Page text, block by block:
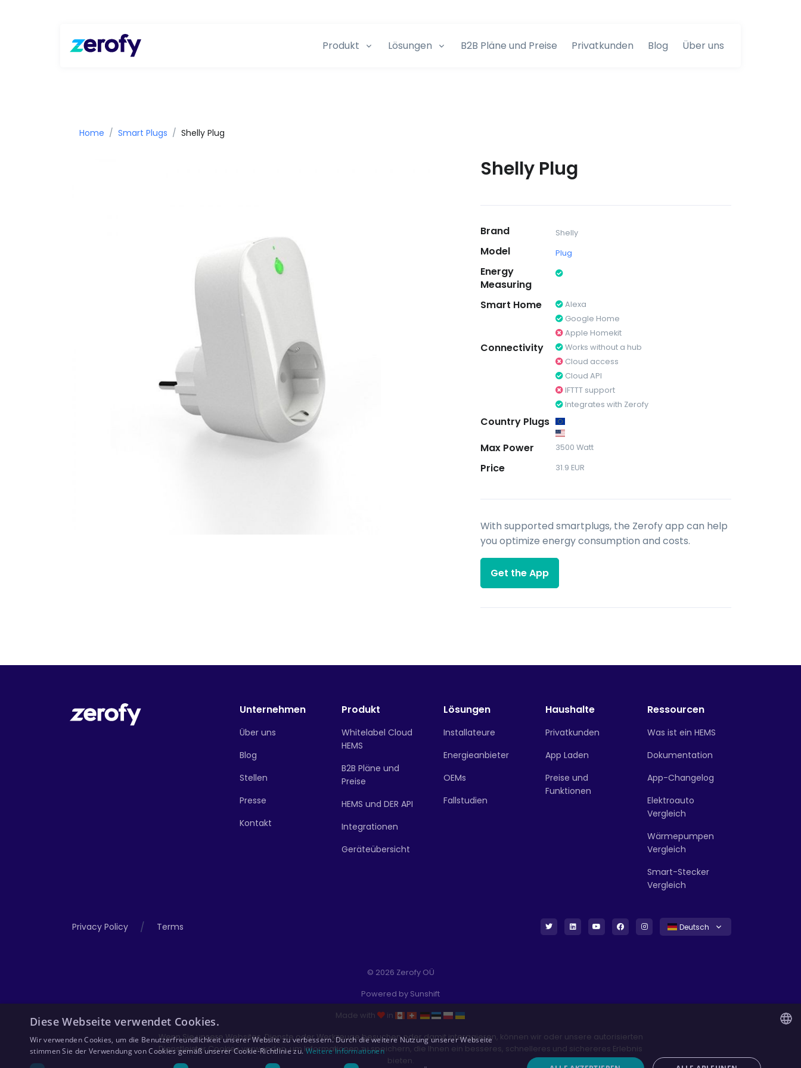
Produkt Lösungen B2B Pläne und Preise Privatkunden Blog Über uns
Home Smart Plugs Shelly Plug
Shelly Plug
Brand Shelly
Model Plug
Energy
Measuring
Smart Home
Alexa
Google Home
Apple Homekit
Connectivity
Works without a hub
Cloud access
Cloud API
IFTTT support
Integrates with Zerofy
Country Plugs
Max Power
3500 Watt
Price 31.9 EUR
With supported smartplugs, the Zerofy app can help
you optimize energy consumption and costs.
Get the App
Unternehmen
Über uns
Blog
Stellen
Presse
Kontakt
Produkt
Whitelabel Cloud
HEMS
B2B Pläne und
Preise
HEMS und DER API
Integrationen
Geräteübersicht
Lösungen
Installateure
Energieanbieter
OEMs
Fallstudien
Haushalte
Privatkunden
App Laden
Preise und
Funktionen
Ressourcen
Was ist ein HEMS
Dokumentation
App-Changelog
Elektroauto
Vergleich
Wärmepumpen
Vergleich
Smart-Stecker
Vergleich
Privacy Policy / Terms Deutsch
© 2026 Zerofy OÜ
Powered by Sunshift
Made with in
Wenn Sie unsere Websites, Dienste oder Werkzeuge besuchen oder damit interagieren, können wir oder unsere autorisierten
Dienstleister Cookies verwenden, um Informationen zu speichern, die Ihnen ein besseres, schnelleres und sichereres Erlebnis
bieten.
Diese Webseite verwendet Cookies.
Wir verwenden Cookies, um die Benutzerfreundlichkeit unserer Website zu verbessern. Durch die weitere Nutzung unserer Webseite
stimmen Sie der Verwendung von Cookies gemäß unserer Cookie-Richtlinie zu. Weitere Informationen